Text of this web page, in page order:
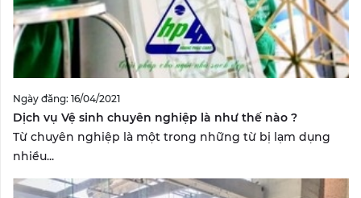
Ngày đăng: 16/04/2021
Dịch vụ Vệ sinh chuyên nghiệp là như thế nào ?
Từ chuyên nghiệp là một trong những từ bị lạm dụng
nhiều...